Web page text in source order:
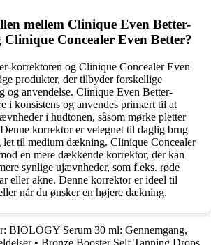
mellem Clinique Even Better-
Concealer Even Better?
korrektoren og Clinique Concealer Even
produkter, der tilbyder forskellige
og anvendelse. Clinique Even Better-
i konsistens og anvendes primært til at
i hudtonen, såsom mørke pletter
korrektor er velegnet til daglig brug
let til medium dækning. Clinique Concealer
en mere dækkende korrektor, der kan
synlige ujævnheder, som f.eks. røde
eller akne. Denne korrektor er ideel til
når du ønsker en højere dækning.
BIOLOGY Serum 30 ml: Gennemgang,
• Bronze Booster Self Tanning Drops